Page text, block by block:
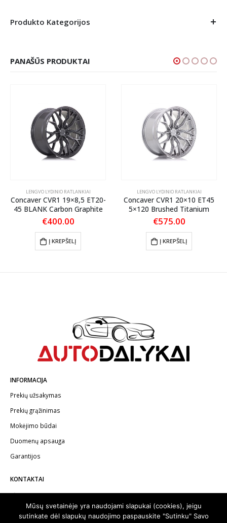
Produkto Kategorijos
PANAŠŪS PRODUKTAI
LENGVO LYDINIO RATLANKIAI
Concaver CVR1 19×8,5 ET20-
45 BLANK Carbon Graphite
€400.00
Į KREPŠELĮ
LENGVO LYDINIO RATLANKIAI
Concaver CVR1 20×10 ET45
5×120 Brushed Titanium
€575.00
Į KREPŠELĮ
INFORMACIJA
Prekių užsakymas
Prekių grąžinimas
Mokėjimo būdai
Duomenų apsauga
Garantijos
KONTAKTAI
Telefonas:+370 602 62622
El.paštas: info@autodalykai.lt
Mūsų svetainėje yra naudojami slapukai (cookies), jeigu
sutinkate dėl slapukų naudojimo paspauskite "Sutinku" Savo